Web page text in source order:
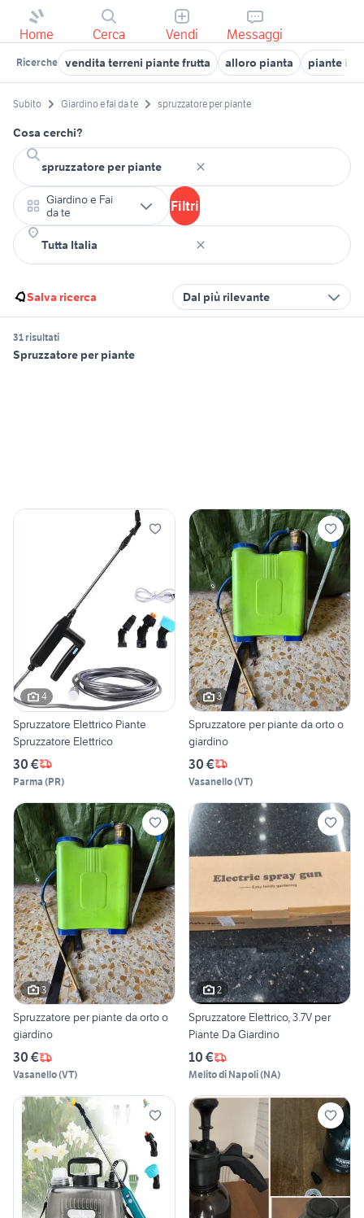
Home Cerca Vendi Messaggi
Ricerche vendita terreni piante frutta alloro pianta piante
Subito Giardino e fai da te spruzzatore per piante
Cosa cerchi?
Giardino e Fai
da te
Filtri
Salva ricerca Dal più rilevante
31 risultati
Spruzzatore per piante
4
Spruzzatore Elettrico Piante
Spruzzatore Elettrico
30 €
Parma (PR)
3
Spruzzatore per piante da orto o
giardino
30 €
Vasanello(VT)
3
Spruzzatore per piante da orto o
giardino
30 €
Vasanello(VT)
2
Spruzzatore Elettrico, 3.7V per
Piante Da Giardino
10 €
Melito di Napoli(NA)